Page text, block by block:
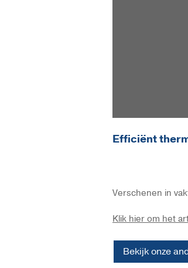
Efficiënt
Verschenen in
Klik hier om het
Bekijk onze